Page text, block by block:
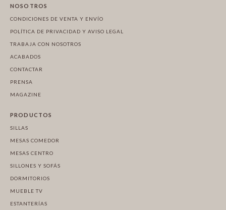
NOSOTROS
CONDICIONES DE VENTA Y ENVÍO
POLÍTICA DE PRIVACIDAD Y AVISO LEGAL
TRABAJA CON NOSOTROS
ACABADOS
CONTACTAR
PRENSA
MAGAZINE
PRODUCTOS
SILLAS
MESAS COMEDOR
MESAS CENTRO
SILLONES Y SOFÁS
DORMITORIOS
MUEBLE TV
ESTANTERÍAS